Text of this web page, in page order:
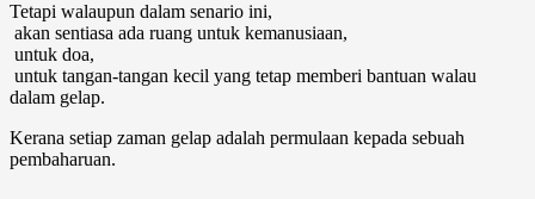
Tetapi walaupun dalam senario ini,
akan sentiasa ada ruang untuk kemanusiaan,
untuk doa,
untuk tangan-tangan kecil yang tetap memberi bantuan walau
dalam gelap.
Kerana setiap zaman gelap adalah permulaan kepada sebuah
pembaharuan.